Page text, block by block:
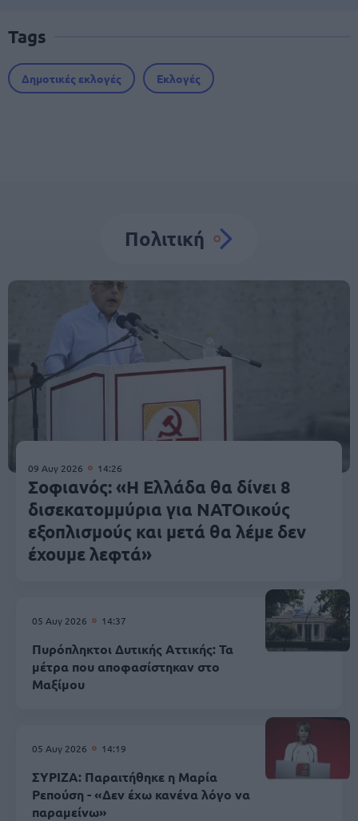
Tags
Δημοτικές εκλογές Εκλογές
Πολιτική
09 Αυγ 2026 14:26
Σοφιανός: «Η Ελλάδα θα δίνει 8
δισεκατομμύρια για ΝΑΤΟικούς
εξοπλισμούς και μετά θα λέμε δεν
έχουμε λεφτά»
05 Αυγ 2026 14:37
Πυρόπληκτοι Δυτικής Αττικής: Τα
μέτρα που αποφασίστηκαν στο
Μαξίμου
05 Αυγ 2026 14:19
ΣΥΡΙΖΑ: Παραιτήθηκε η Μαρία
Ρεπούση - «Δεν έχω κανένα λόγο να
παραμείνω»